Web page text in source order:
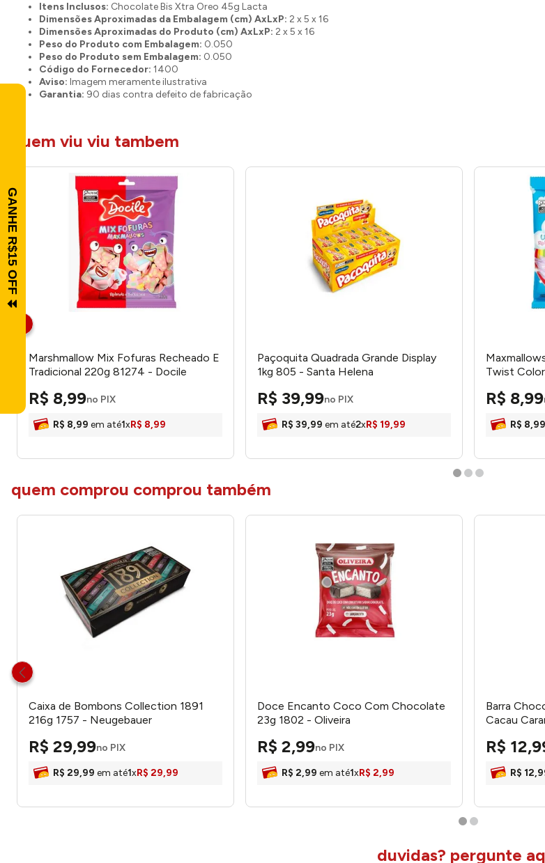
Itens Inclusos: Chocolate Bis Xtra Oreo 45g Lacta
Dimensões Aproximadas da Embalagem (cm) AxLxP: 2 x 5 x 16
Dimensões Aproximadas do Produto (cm) AxLxP: 2 x 5 x 16
Peso do Produto com Embalagem: 0.050
Peso do Produto sem Embalagem: 0.050
Código do Fornecedor: 1400
Aviso: Imagem meramente ilustrativa
Garantia: 90 dias contra defeito de fabricação
quem viu viu tambem
Marshmallow Mix Fofuras Recheado E
Tradicional 220g 81274 - Docile
R$ 8,99no PIX
R$ 8,99 em até1xR$ 8,99
Paçoquita Quadrada Grande Display
1kg 805 - Santa Helena
R$ 39,99no PIX
R$ 39,99 em até2xR$ 19,99
Twist
R$ 8,99
R$ 8,99
quem comprou comprou também
Caixa de Bombons Collection 1891
216g 1757 - Neugebauer
R$ 29,99no PIX
R$ 29,99 em até1xR$ 29,99
Doce Encanto Coco Com Chocolate
23g 1802 - Oliveira
R$ 2,99no PIX
R$ 2,99 em até1xR$ 2,99
Barra
Cacau
R$ 12,
R$ 12,
duvidas? pergunte